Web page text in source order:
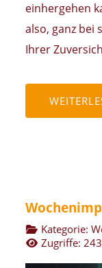
einhergehen
also, ganz bei
Ihrer
Kategorie:
Zugriffe: